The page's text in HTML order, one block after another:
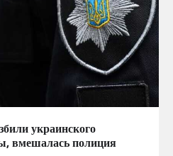
украинского
вмешалась полиция